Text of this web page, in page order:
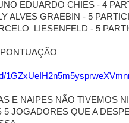
EDUARDO CHIES - 4
ALVES GRAEBIN - 5
LIESENFELD - 5
E NAIPES NÃO TIVEMOS
5 JOGADORES QUE A